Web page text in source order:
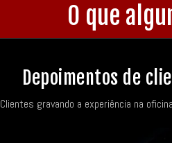
O que
Depoimentos de
Clientes gravando a experiência na